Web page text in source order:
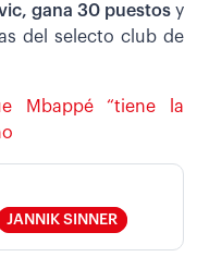
gana 30 puestos y
del selecto club de
Mbappé “tiene la
JANNIK SINNER